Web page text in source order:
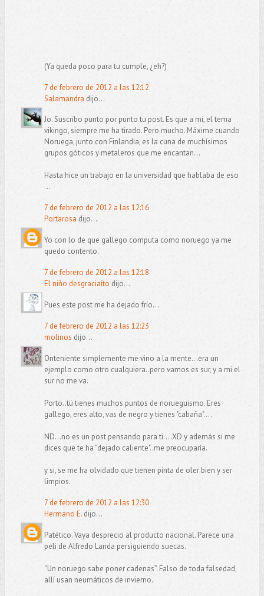
(Ya queda poco para tu cumple, ¿eh?)
7 de febrero de 2012 a las 12:12
Salamandra dijo...
Jo. Suscribo punto por punto tu post. Es que a mi, el tema
vikingo, siempre me ha tirado. Pero mucho. Máxime cuando
Noruega, junto con Finlandia, es la cuna de muchísimos
grupos góticos y metaleros que me encantan...
Hasta hice un trabajo en la universidad que hablaba de eso
...
7 de febrero de 2012 a las 12:16
Portarosa dijo...
Yo con lo de que gallego computa como noruego ya me
quedo contento.
7 de febrero de 2012 a las 12:18
El niño desgraciaíto dijo...
Pues este post me ha dejado frío...
7 de febrero de 2012 a las 12:23
molinos dijo...
Onteniente simplemente me vino a la mente...era un
ejemplo como otro cualquiera..pero vamos es sur, y a mi el
sur no me va.
Porto..tú tienes muchos puntos de norueguismo. Eres
gallego, eres alto, vas de negro y tienes "cabaña"....
ND...no es un post pensando para ti....XD y además si me
dices que te ha "dejado caliente"..me preocuparía.
y si, se me ha olvidado que tienen pinta de oler bien y ser
limpios.
7 de febrero de 2012 a las 12:30
Hermano E.dijo...
Patético. Vaya desprecio al producto nacional. Parece una
peli de Alfredo Landa persiguiendo suecas.
“Un noruego sabe poner cadenas”. Falso de toda falsedad,
allí usan neumáticos de invierno.